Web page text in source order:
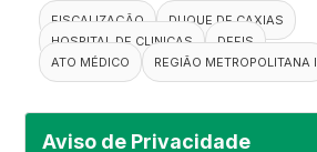
Aviso de Privacidade
FISCALIZAÇÃO
DUQUE DE CAXIAS
HOSPITAL DE CLINICAS
DEFIS
ATO MÉDICO
REGIÃO METROPOLITANA I